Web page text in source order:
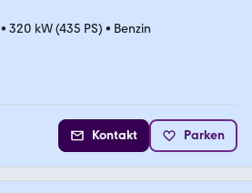
• 320 kW (435 PS) • Benzin
Kontakt Parken